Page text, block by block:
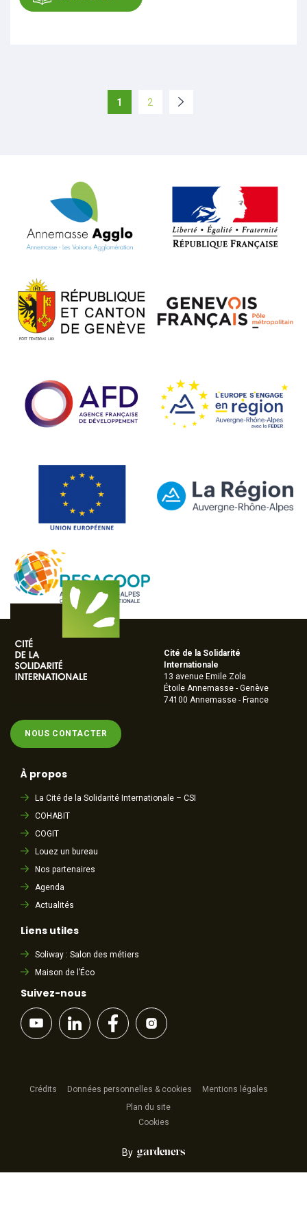
1 2
NOUS CONTACTER
Cité de la Solidarité
Internationale
13 avenue Emile Zola
Étoile Annemasse - Genève
74100 Annemasse - France
À propos
La Cité de la Solidarité Internationale – CSI
COHABIT
COGIT
Louez un bureau
Nos partenaires
Agenda
Actualités
Liens utiles
Soliway : Salon des métiers
Maison de l’Éco
Suivez-nous
Crédits Données personnelles & cookies
Mentions légales
Plan du site
Cookies
By